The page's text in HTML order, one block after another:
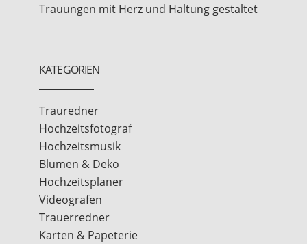
Trauungen mit Herz und Haltung gestaltet
KATEGORIEN
Trauredner
Hochzeitsfotograf
Hochzeitsmusik
Blumen & Deko
Hochzeitsplaner
Videografen
Trauerredner
Karten & Papeterie